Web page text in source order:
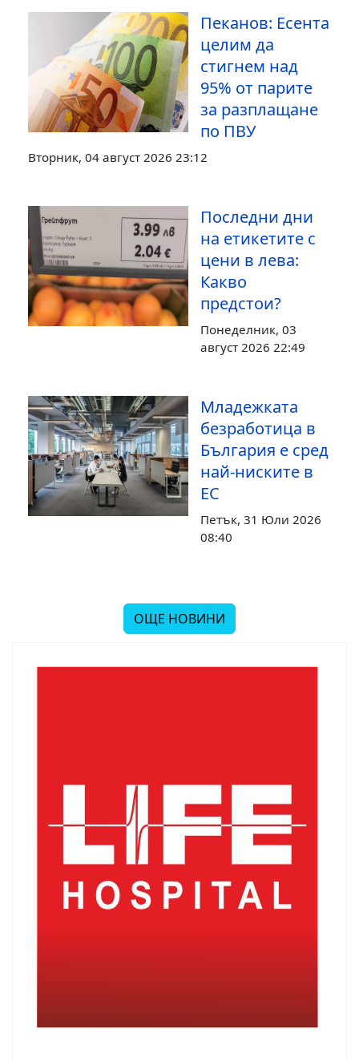
Пеканов: Есента
целим да
стигнем над
95% от парите
за разплащане
по ПВУ
Вторник, 04 август 2026 23:12
Последни дни
на етикетите с
цени в лева:
Какво
предстои?
Понеделник, 03
август 2026 22:49
Младежката
безработица в
България е сред
най-ниските в
ЕС
Петък, 31 Юли 2026
08:40
ОЩЕ НОВИНИ